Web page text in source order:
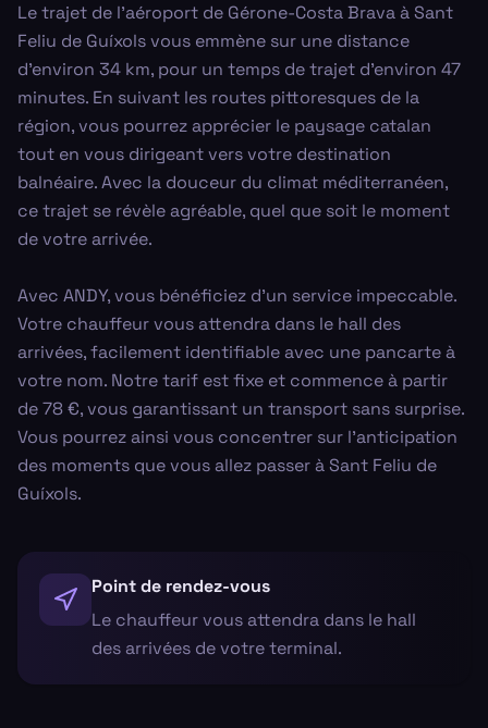
Le trajet de l'aéroport de Gérone-Costa Brava à Sant
Feliu de Guíxols vous emmène sur une distance
d'environ 34 km, pour un temps de trajet d'environ 47
minutes. En suivant les routes pittoresques de la
région, vous pourrez apprécier le paysage catalan
tout en vous dirigeant vers votre destination
balnéaire. Avec la douceur du climat méditerranéen,
ce trajet se révèle agréable, quel que soit le moment
de votre arrivée.
Avec ANDY, vous bénéficiez d'un service impeccable.
Votre chauffeur vous attendra dans le hall des
arrivées, facilement identifiable avec une pancarte à
votre nom. Notre tarif est fixe et commence à partir
de 78 €, vous garantissant un transport sans surprise.
Vous pourrez ainsi vous concentrer sur l'anticipation
des moments que vous allez passer à Sant Feliu de
Guíxols.
Point de rendez-vous
Le chauffeur vous attendra dans le hall
des arrivées de votre terminal.